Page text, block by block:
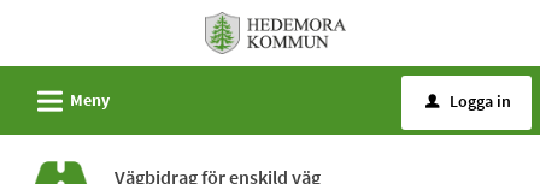
tjänster
L Meny u Logga in
Vägbidrag för enskild väg